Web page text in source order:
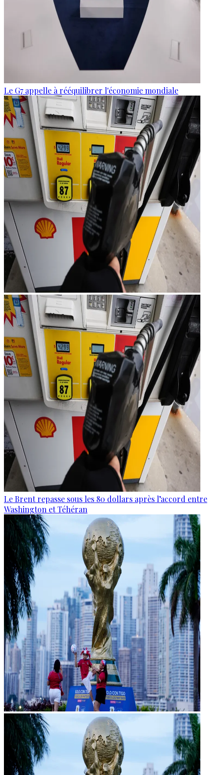
Le G7 appelle à rééquilibrer l'économie mondiale
Le Brent repasse sous les 80 dollars après l’accord entre
Washington et Téhéran